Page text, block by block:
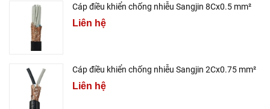
Cáp điều khiển chống nhiễu Sangjin 8Cx0.5 mm²
Liên hệ
Cáp điều khiển chống nhiễu Sangjin 2Cx0.75 mm²
Liên hệ